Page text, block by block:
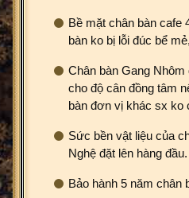
Bề mặt chân bàn cafe
bàn ko bị lỗi đúc bể
Chân bàn Gang
cho độ cân đồng tâm
bàn đơn vị khác sx ko
Sức bền vật liệu của
Nghệ đặt lên hàng đầu.
Bảo hành 5 năm chân